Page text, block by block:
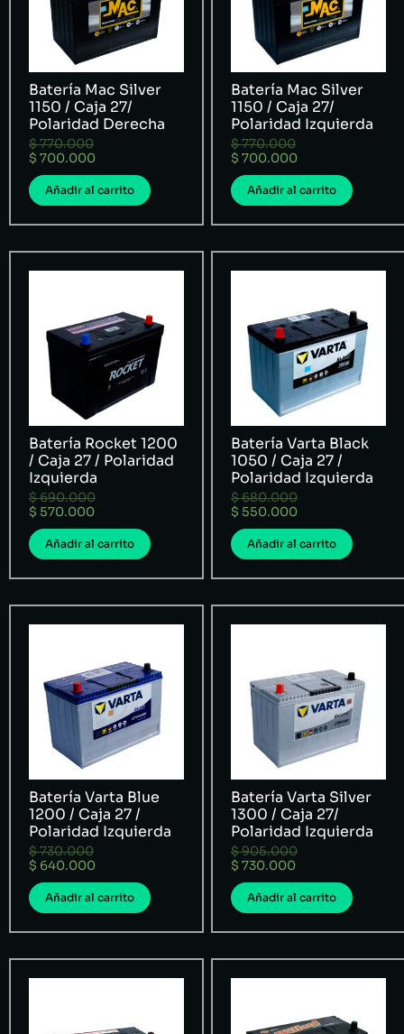
Batería Mac Silver
1150 / Caja 27/
Polaridad Derecha
$770.000
$ 700.000
Añadir al carrito
Batería Mac Silver
1150 / Caja 27/
Polaridad Izquierda
$770.000
$ 700.000
Añadir al carrito
Batería Rocket 1200
/ Caja 27 / Polaridad
Izquierda
$690.000
$ 570.000
Añadir al carrito
Batería Varta Black
1050 / Caja 27 /
Polaridad Izquierda
$680.000
$ 550.000
Añadir al carrito
Batería Varta Blue
1200 / Caja 27 /
Polaridad Izquierda
$730.000
$ 640.000
Añadir al carrito
Batería Varta Silver
1300 / Caja 27/
Polaridad Izquierda
$905.000
$ 730.000
Añadir al carrito